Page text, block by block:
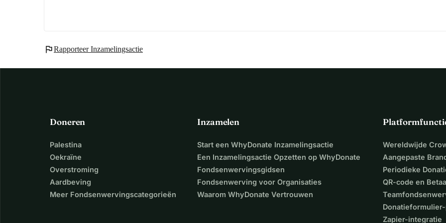
flagRapporteer Inzamelingsactie
Doneren
Palestina
Oekraïne
Overstroming
Aardbeving
Meer Fondsenwervingscategorieën
Inzamelen
Start een WhyDonate Inzamelingsactie
Een Inzamelingsactie Opzetten op WhyDonate
Fondsenwervingsgidsen
Fondsenwerving voor Organisaties
Waarom WhyDonate Vertrouwen
Wereldwijde
Aangepaste
Periodieke
QR-code en
Zapier-integratie